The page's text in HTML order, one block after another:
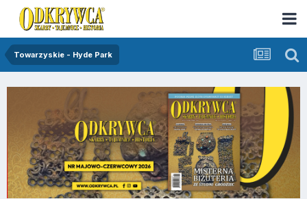
Towarzyskie - Hyde Park